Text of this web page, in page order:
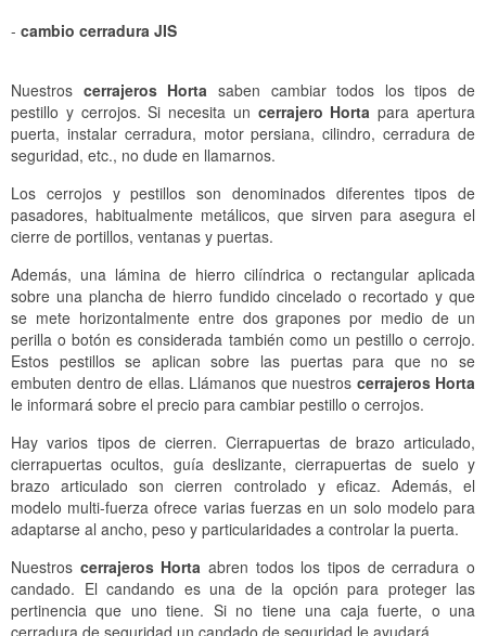
- cambio cerradura JIS
Nuestros cerrajeros Horta saben cambiar todos los tipos de
pestillo y cerrojos. Si necesita un cerrajero Horta para apertura
puerta, instalar cerradura, motor persiana, cilindro, cerradura de
seguridad, etc., no dude en llamarnos.
Los cerrojos y pestillos son denominados diferentes tipos de
pasadores, habitualmente metálicos, que sirven para asegura el
cierre de portillos, ventanas y puertas.
Además, una lámina de hierro cilíndrica o rectangular aplicada
sobre una plancha de hierro fundido cincelado o recortado y que
se mete horizontalmente entre dos grapones por medio de un
perilla o botón es considerada también como un pestillo o cerrojo.
Estos pestillos se aplican sobre las puertas para que no se
embuten dentro de ellas. Llámanos que nuestros cerrajeros Horta
le informará sobre el precio para cambiar pestillo o cerrojos.
Hay varios tipos de cierren. Cierrapuertas de brazo articulado,
cierrapuertas ocultos, guía deslizante, cierrapuertas de suelo y
brazo articulado son cierren controlado y eficaz. Además, el
modelo multi-fuerza ofrece varias fuerzas en un solo modelo para
adaptarse al ancho, peso y particularidades a controlar la puerta.
Nuestros cerrajeros Horta abren todos los tipos de cerradura o
candado. El candando es una de la opción para proteger las
pertinencia que uno tiene. Si no tiene una caja fuerte, o una
cerradura de seguridad un candado de seguridad le ayudará.
Cerrajeros Terrassa